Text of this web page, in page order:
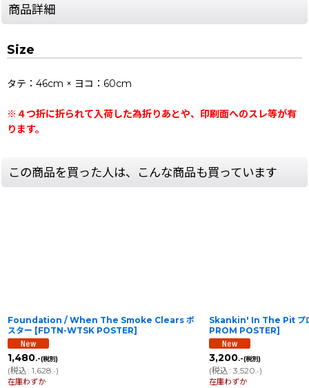
商品詳細
Size
タテ：46cm × ヨコ：60cm
※４つ折に折られて入荷した為折りあとや、印刷面へのスレ等が有
ります。
この商品を買った人は、こんな商品も買っています
Foundation / When The Smoke Clears ポ
スター [FDTN-WTSK POSTER]
1,480.-(税別)
(税込: 1,628 .-)
在庫わずか
Skankin' In The Pit プ
PROM POSTER]
3,200.-(税別)
(税込: 3,520 .-)
在庫わずか